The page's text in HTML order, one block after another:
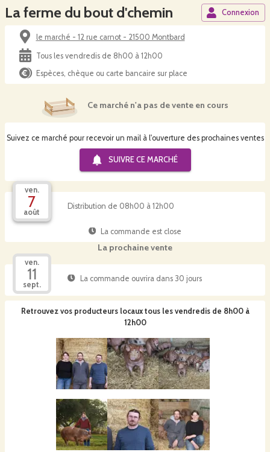
La ferme du bout d'chemin Connexion
le marché - 12 rue carnot - 21500 Montbard
Tous les vendredis de 8h00 à 12h00
Espèces, chèque ou carte bancaire sur place
Suivez ce marché pour recevoir un mail à l'ouverture des prochaines ventes
SUIVRE CE MARCHÉ
Ce marché n'a pas de vente en cours
ven.
7
août
Distribution de 08h00 à 12h00
La commande est close
La prochaine vente
ven.
11
sept.
La commande ouvrira dans 30 jours
Retrouvez vos producteurs locaux tous les vendredis de 8h00 à
12h00